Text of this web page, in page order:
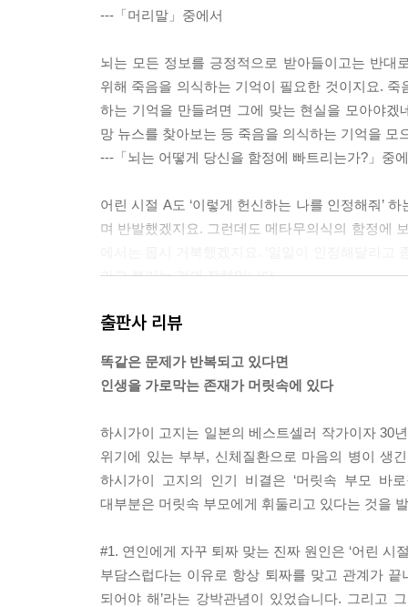
---「머리말」중에서
뇌는 모든 정보를 긍정적으로 받아들이고는 반대
위해 죽음을 의식하는 기억이 필요한 것이지요. 죽
하는 기억을 만들려면 그에 맞는 현실을 모아야겠
망 뉴스를 찾아보는 등 죽음을 의식하는 기억을 모
---「뇌는 어떻게 당신을 함정에 빠트리는가?」중
어린 시절 A도 ‘이렇게 헌신하는 나를 인정해줘’
며 반발했겠지요. 그런데도 메타무의식의 함정에
라고 불리는 것의 정체입니다.
모습을 어떻게 해석하느냐에 따라 뇌의 반응은 달
못한다고 단정 지었던 C. (중략) 문제회피형에서
---「다섯 가지 사례로 배우는 ‘머릿속 부모’ 찾기」
“당신이 생각하는 이상적인 부모를 선술집 메뉴
니다. 자신의 어머니를 ‘미니샐러드’에 빗댄 후,
기억난 것입니다. 그는 ‘가꾸지 않는 여성에게는
---「우리는 머릿속 부모의 감정을 안고 살아간다
출판사 리뷰
똑같은 문제가 반복되고 있다면
인생을 가로막는 존재가 머릿속에 있다
하시가이 고지는 일본의 베스트셀러 작가이자 30
위기에 있는 부부, 신체질환으로 마음의 병이 생
하시가이 고지의 인기 비결은 ‘머릿속 부모 바
대부분은 머릿속 부모에게 휘둘리고 있다는 것을
#1. 연인에게 자꾸 퇴짜 맞는 진짜 원인은 ‘어린 시
부담스럽다는 이유로 항상 퇴짜를 맞고 관계가
되어야 해’라는 강박관념이 있었습니다. 그리고